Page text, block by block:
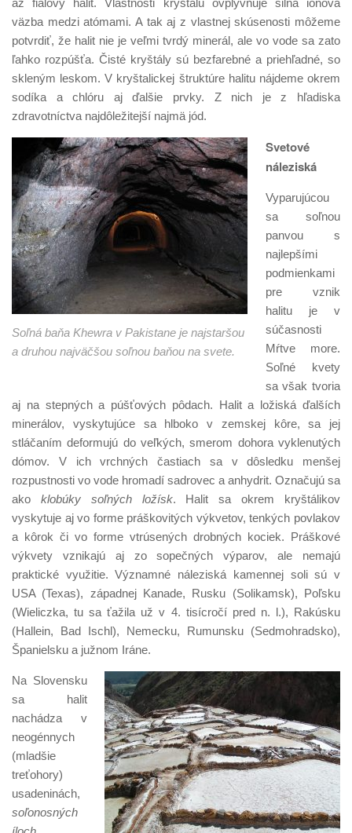
až fialový halit. Vlastnosti kryštálu ovplyvňuje silná iónová
väzba medzi atómami. A tak aj z vlastnej skúsenosti môžeme
potvrdiť, že halit nie je veľmi tvrdý minerál, ale vo vode sa zato
ľahko rozpúšťa. Čisté kryštály sú bezfarebné a priehľadné, so
skleným leskom. V kryštalickej štruktúre halitu nájdeme okrem
sodíka a chlóru aj ďalšie prvky. Z nich je z hľadiska
zdravotníctva najdôležitejší najmä jód.
Soľná baňa Khewra v Pakistane je najstaršou
a druhou najväčšou soľnou baňou na svete.
Svetové
náleziská
Vyparujúcou
sa soľnou
panvou s
najlepšími
podmienkami
pre vznik
halitu je v
súčasnosti
Mŕtve more.
Soľné kvety
sa však tvoria
aj na stepných a púšťových pôdach. Halit a ložiská ďalších
minerálov, vyskytujúce sa hlboko v zemskej kôre, sa jej
stláčaním deformujú do veľkých, smerom dohora vyklenutých
dómov. V ich vrchných častiach sa v dôsledku menšej
rozpustnosti vo vode hromadí sadrovec a anhydrit. Označujú sa
ako klobúky soľných ložísk. Halit sa okrem kryštálikov
vyskytuje aj vo forme práškovitých výkvetov, tenkých povlakov
a kôrok či vo forme vtrúsených drobných kociek. Práškové
výkvety vznikajú aj zo sopečných výparov, ale nemajú
praktické využitie. Významné náleziská kamennej soli sú v
USA (Texas), západnej Kanade, Rusku (Solikamsk), Poľsku
(Wieliczka, tu sa ťažila už v 4. tisícročí pred n. l.), Rakúsku
(Hallein, Bad Ischl), Nemecku, Rumunsku (Sedmohradsko),
Španielsku a južnom Iráne.
Na Slovensku
sa halit
nachádza v
neogénnych
(mladšie
treťohory)
usadeninách,
soľonosných